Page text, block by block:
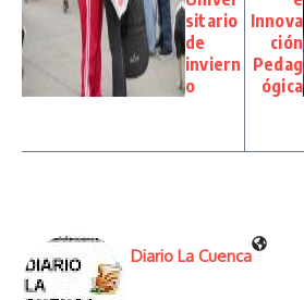
sitario
de
inviern
o
Innova
ción
Pedag
ógica
Diario La Cuenca